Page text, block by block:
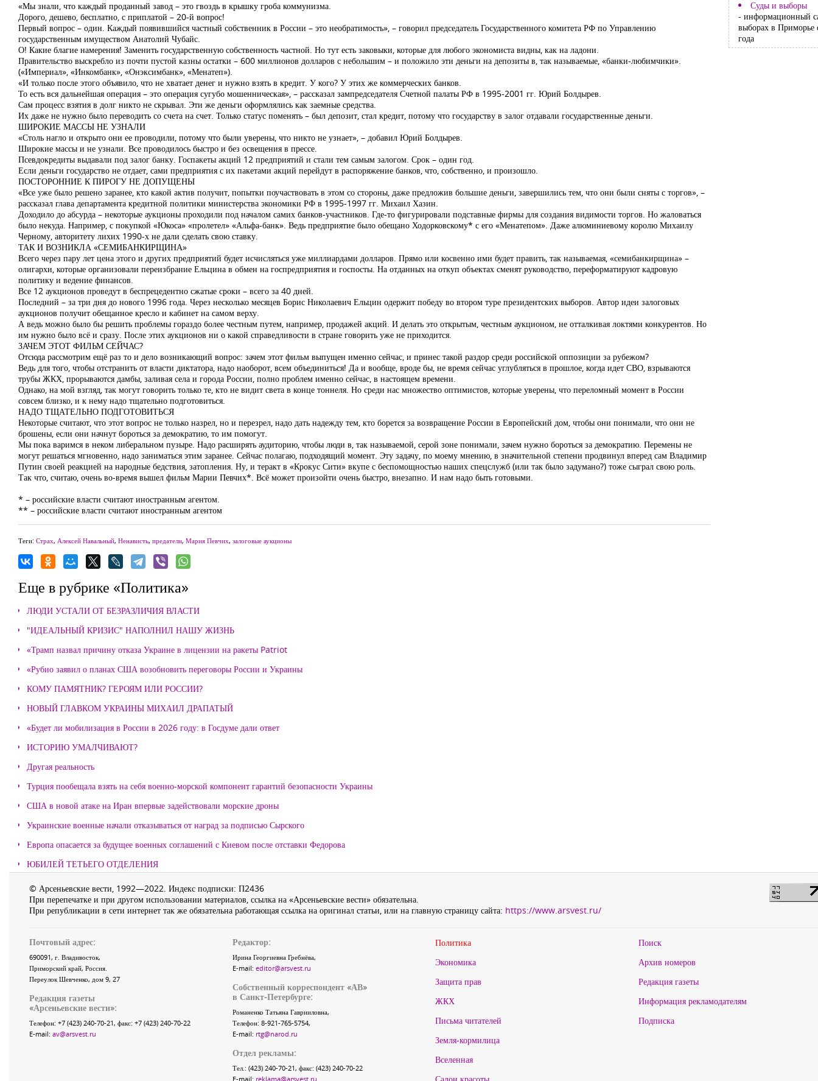
«Мы знали, что каждый проданный завод – это гвоздь в крышку гроба коммунизма.
Дорого, дешево, бесплатно, с приплатой – 20-й вопрос!
Первый вопрос – один. Каждый появившийся частный собственник в России – это необратимость», – говорил председатель Государственного комитета РФ по Управлению
государственным имуществом Анатолий Чубайс.
О! Какие благие намерения! Заменить государственную собственность частной. Но тут есть заковыки, которые для любого экономиста видны, как на ладони.
Правительство выскребло из почти пустой казны остатки – 600 миллионов долларов с небольшим – и положило эти деньги на депозиты в, так называемые, «банки-любимчики».
(«Империал», «Инкомбанк», «Онэксимбанк», «Менатеп»).
«И только после этого объявило, что не хватает денег и нужно взять в кредит. У кого? У этих же коммерческих банков.
То есть вся дальнейшая операция – это операция сугубо мошенническая», – рассказал зампредседателя Счетной палаты РФ в 1995-2001 гг. Юрий Болдырев.
Сам процесс взятия в долг никто не скрывал. Эти же деньги оформлялись как заемные средства.
Их даже не нужно было переводить со счета на счет. Только статус поменять – был депозит, стал кредит, потому что государству в залог отдавали государственные деньги.
ШИРОКИЕ МАССЫ НЕ УЗНАЛИ
«Столь нагло и открыто они ее проводили, потому что были уверены, что никто не узнает», – добавил Юрий Болдырев.
Широкие массы и не узнали. Все проводилось быстро и без освещения в прессе.
Псевдокредиты выдавали под залог банку. Госпакеты акций 12 предприятий и стали тем самым залогом. Срок – один год.
Если деньги государство не отдает, сами предприятия с их пакетами акций перейдут в распоряжение банков, что, собственно, и произошло.
ПОСТОРОННИЕ К ПИРОГУ НЕ ДОПУЩЕНЫ
«Все уже было решено заранее, кто какой актив получит, попытки поучаствовать в этом со стороны, даже предложив большие деньги, завершились тем, что они были сняты с торгов», –
рассказал глава департамента кредитной политики министерства экономики РФ в 1995-1997 гг. Михаил Хазин.
Доходило до абсурда – некоторые аукционы проходили под началом самих банков-участников. Где-то фигурировали подставные фирмы для создания видимости торгов. Но жаловаться
было некуда. Например, с покупкой «Юкоса» «пролетел» «Альфа-банк». Ведь предприятие было обещано Ходорковскому* с его «Менатепом». Даже алюминиевому королю Михаилу
Черному, авторитету лихих 1990-х не дали сделать свою ставку.
ТАК И ВОЗНИКЛА «СЕМИБАНКИРЩИНА»
Всего через пару лет цена этого и других предприятий будет исчисляться уже миллиардами долларов. Прямо или косвенно ими будет править, так называемая, «семибанкирщина» –
олигархи, которые организовали переизбрание Ельцина в обмен на госпредприятия и госпосты. На отданных на откуп объектах сменят руководство, переформатируют кадровую
политику и ведение финансов.
Все 12 аукционов проведут в беспрецедентно сжатые сроки – всего за 40 дней.
Последний – за три дня до нового 1996 года. Через несколько месяцев Борис Николаевич Ельцин одержит победу во втором туре президентских выборов. Автор идеи залоговых
аукционов получит обещанное кресло и кабинет на самом верху.
А ведь можно было бы решить проблемы гораздо более честным путем, например, продажей акций. И делать это открытым, честным аукционом, не отталкивая локтями конкурентов. Но
им нужно было всё и сразу. После этих аукционов ни о какой справедливости в стране говорить уже не приходится.
ЗАЧЕМ ЭТОТ ФИЛЬМ СЕЙЧАС?
Отсюда рассмотрим ещё раз то и дело возникающий вопрос: зачем этот фильм выпущен именно сейчас, и принес такой раздор среди российской оппозиции за рубежом?
Ведь для того, чтобы отстранить от власти диктатора, надо наоборот, всем объединиться! Да и вообще, вроде бы, не время сейчас углубляться в прошлое, когда идет СВО, взрываются
трубы ЖКХ, прорываются дамбы, заливая села и города России, полно проблем именно сейчас, в настоящем времени.
Однако, на мой взгляд, так могут говорить только те, кто не видит света в конце тоннеля. Но среди нас множество оптимистов, которые уверены, что переломный момент в России
совсем близко, и к нему надо тщательно подготовиться.
НАДО ТЩАТЕЛЬНО ПОДГОТОВИТЬСЯ
Некоторые считают, что этот вопрос не только назрел, но и перезрел, надо дать надежду тем, кто борется за возвращение России в Европейский дом, чтобы они понимали, что они не
брошены, если они начнут бороться за демократию, то им помогут.
Мы пока варимся в неком либеральном пузыре. Надо расширять аудиторию, чтобы люди в, так называемой, серой зоне понимали, зачем нужно бороться за демократию. Перемены не
могут решаться мгновенно, надо заниматься этим заранее. Сейчас полагаю, подходящий момент. Эту задачу, по моему мнению, в значительной степени продвинул вперед сам Владимир
Путин своей реакцией на народные бедствия, затопления. Ну, и теракт в «Крокус Сити» вкупе с беспомощностью наших спецслужб (или так было задумано?) тоже сыграл свою роль.
Так что, считаю, очень во-время вышел фильм Марии Певчих*. Всё может произойти очень быстро, внезапно. И нам надо быть готовыми.
* – российские власти считают иностранным агентом.
** – российские власти считают иностранным агентом
Теги: Страх, Алексей Навальный, Ненависть, предатели, Мария Певчих, залоговые аукционы
Еще в рубрике «Политика»
ЛЮДИ УСТАЛИ ОТ БЕЗРАЗЛИЧИЯ ВЛАСТИ
"ИДЕАЛЬНЫЙ КРИЗИС" НАПОЛНИЛ НАШУ ЖИЗНЬ
«Трамп назвал причину отказа Украине в лицензии на ракеты Patriot
«Рубио заявил о планах США возобновить переговоры России и Украины
КОМУ ПАМЯТНИК? ГЕРОЯМ ИЛИ РОССИИ?
НОВЫЙ ГЛАВКОМ УКРАИНЫ МИХАИЛ ДРАПАТЫЙ
«Будет ли мобилизация в России в 2026 году: в Госдуме дали ответ
ИСТОРИЮ УМАЛЧИВАЮТ?
Другая реальность
Турция пообещала взять на себя военно-морской компонент гарантий безопасности Украины
США в новой атаке на Иран впервые задействовали морские дроны
Украинские военные начали отказываться от наград за подписью Сырского
Европа опасается за будущее военных соглашений с Киевом после отставки Федорова
ЮБИЛЕЙ ТЕТЬЕГО ОТДЕЛЕНИЯ
Суды и выборы
- информационный
выборах в Приморье
года
© Арсеньевские вести, 1992—2022. Индекс подписки: П2436
При перепечатке и при другом использовании материалов, ссылка на «Арсеньевские вести» обязательна.
При републикации в сети интернет так же обязательна работающая ссылка на оригинал статьи, или на главную страницу сайта: https://www.arsvest.ru/
Почтовый адрес:
690091, г. Владивосток,
Приморский край, Россия.
Переулок Шевченко, дом 9, 27
Редакция газеты
«Арсеньевские вести»:
Телефон: +7 (423) 240-70-21, факс: +7 (423) 240-70-22
E-mail: av@arsvest.ru
Редактор:
Ирина Георгиевна Гребнёва,
E-mail: editor@arsvest.ru
Собственный корреспондент «АВ»
в Санкт-Петербурге:
Романенко Татьяна Гаврииловна,
Телефон: 8-921-765-5754,
E-mail: rtg@narod.ru
Отдел рекламы:
Тел.: (423) 240-70-21, факс: (423) 240-70-22
E-mail: reklama@arsvest.ru
Политика
Экономика
Защита прав
ЖКХ
Письма читателей
Земля-кормилица
Вселенная
Поиск
Архив номеров
Редакция газеты
Информация рекламодателям
Подписка